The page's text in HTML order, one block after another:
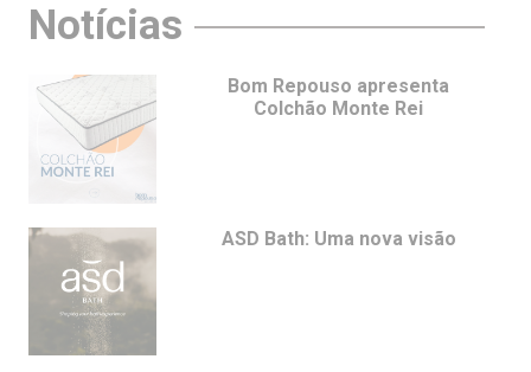
Notícias
Bom Repouso apresenta
Colchão Monte Rei
ASD Bath: Uma nova visão